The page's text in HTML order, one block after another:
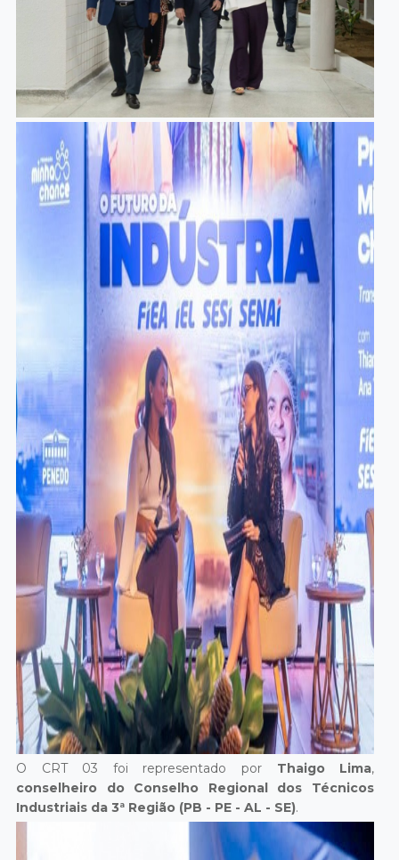
O CRT 03 foi representado por Thaigo Lima,
conselheiro do Conselho Regional dos Técnicos
Industriais da 3ª Região (PB - PE - AL - SE).